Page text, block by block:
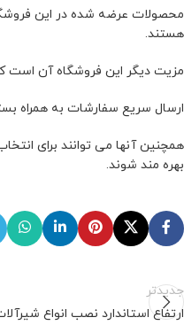
محصولات عرضه شده در این
هستند.
مزیت دیگر این فروشگاه آن است
ارسال سریع سفارشات به همراه
همچنین آنها می توانند برای
بهره مند شوند.
جدیدتر
ارتفاع استاندارد نصب انواع